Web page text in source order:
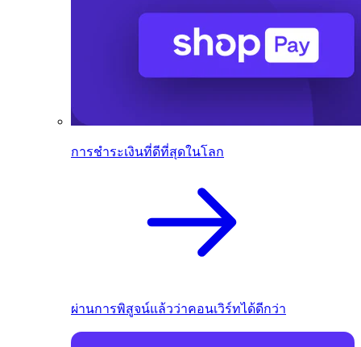
การชำระเงินที่ดีที่สุดในโลก
ผ่านการพิสูจน์แล้วว่าคอนเวิร์ทได้ดีกว่า